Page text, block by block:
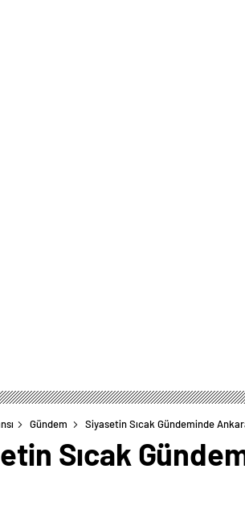
Gündem Siyasetin Sıcak Gündeminde
Sıcak